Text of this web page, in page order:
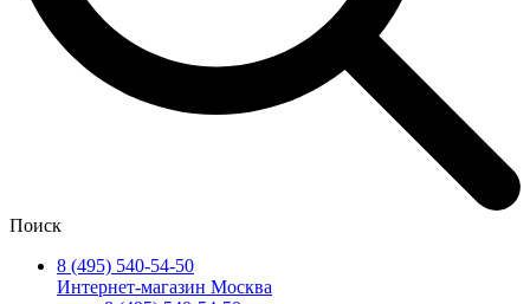
Поиск
8 (495) 540-54-50
Интернет-магазин Москва